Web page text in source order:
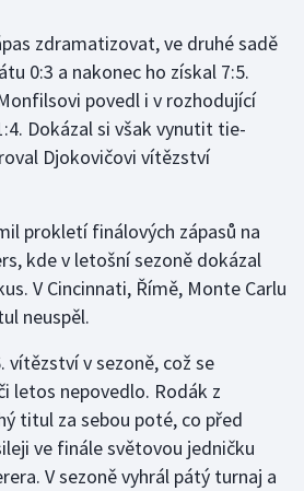
zdramatizovat, ve druhé sadě
0:3 a nakonec ho získal 7:5.
povedl i v rozhodující
Dokázal si však vynutit tie-
Djokovičovi vítězství
prokletí finálových zápasů na
kde v letošní sezoně dokázal
V Cincinnati, Římě, Monte Carlu
neuspěl.
vítězství v sezoně, což se
letos nepovedlo. Rodák z
titul za sebou poté, co před
ve finále světovou jedničku
V sezoně vyhrál pátý turnaj a